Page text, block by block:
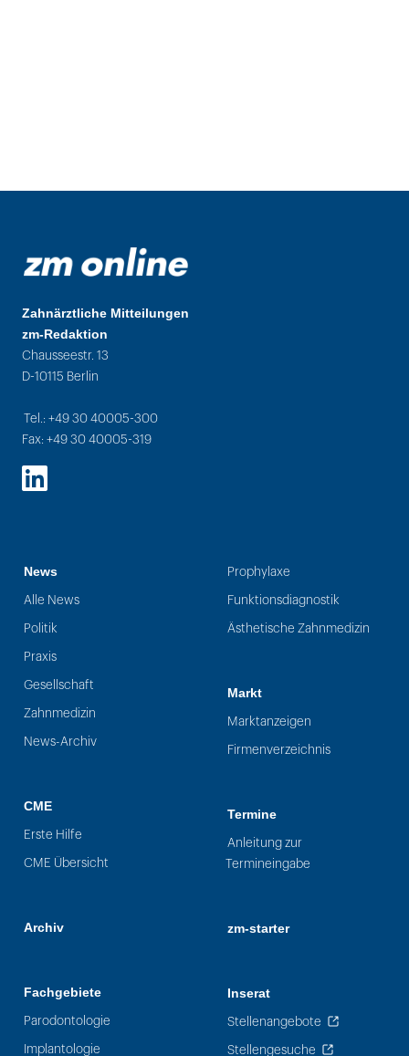
Zahnärztliche Mitteilungen
zm-Redaktion
Chausseestr. 13
D-10115 Berlin
Tel.: +49 30 40005-300
Fax: +49 30 40005-319
LinkedIn
News
Alle News
Politik
Praxis
Gesellschaft
Zahnmedizin
News-Archiv
CME
Erste Hilfe
CME Übersicht
Archiv
Fachgebiete
Parodontologie
Implantologie
Prophylaxe
Funktionsdiagnostik
Ästhetische Zahnmedizin
Markt
Marktanzeigen
Firmenverzeichnis
Termine
Anleitung zur
Termineingabe
zm-starter
Inserat
Stellenangebote
Stellengesuche